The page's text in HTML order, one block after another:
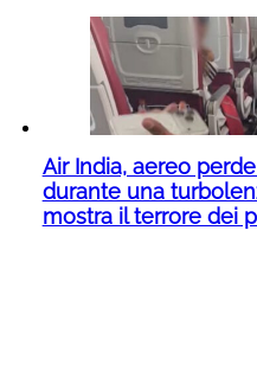
Air India, aereo
durante una
mostra il terrore dei